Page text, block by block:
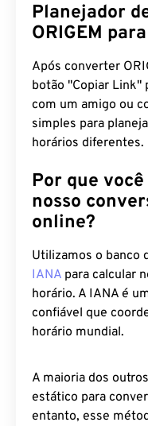
Planejador
ORIGEM
Após converter
botão "Copiar Link"
com um amigo ou
simples para
horários diferentes.
Por que
nosso
online?
Utilizamos o banco
IANA para calcular
horário. A IANA é
confiável que
horário mundial.
A maioria dos
estático para
entanto, esse